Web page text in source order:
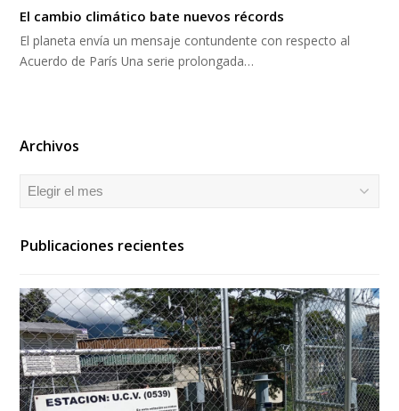
El cambio climático bate nuevos récords
El planeta envía un mensaje contundente con respecto al
Acuerdo de París Una serie prolongada…
Archivos
Archivos
Publicaciones recientes